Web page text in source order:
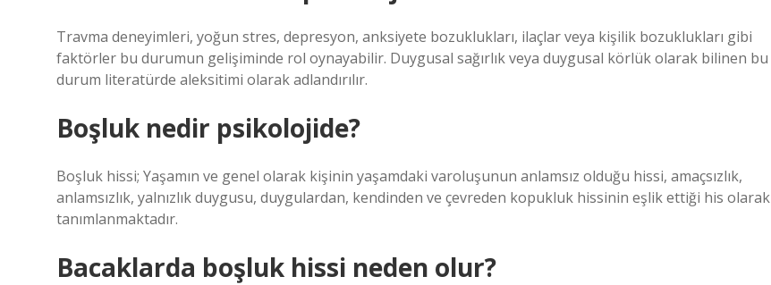
Travma deneyimleri, yoğun stres, depresyon, anksiyete bozuklukları, ilaçlar veya kişilik bozuklukları gibi
faktörler bu durumun gelişiminde rol oynayabilir. Duygusal sağırlık veya duygusal körlük olarak bilinen bu
durum literatürde aleksitimi olarak adlandırılır.
Boşluk nedir psikolojide?
Boşluk hissi; Yaşamın ve genel olarak kişinin yaşamdaki varoluşunun anlamsız olduğu hissi, amaçsızlık,
anlamsızlık, yalnızlık duygusu, duygulardan, kendinden ve çevreden kopukluk hissinin eşlik ettiği his olarak
tanımlanmaktadır.
Bacaklarda boşluk hissi neden olur?